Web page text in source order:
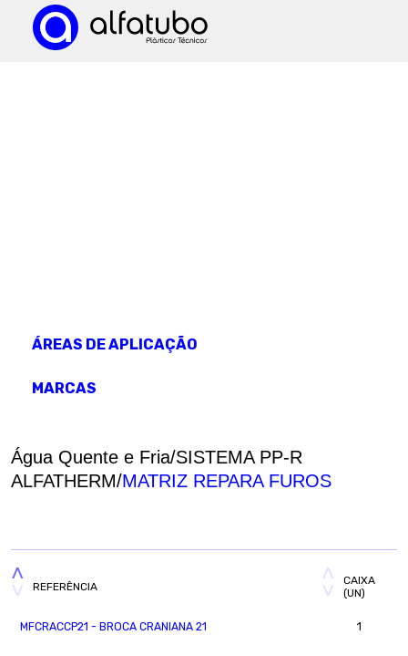
ÁREAS DE APLICAÇÃO
MARCAS
Água Quente e Fria/SISTEMA PP-R
ALFATHERM/MATRIZ REPARA FUROS
REFERÊNCIA
CAIXA
(UN)
MFCRACCP21 - BROCA CRANIANA 21 1